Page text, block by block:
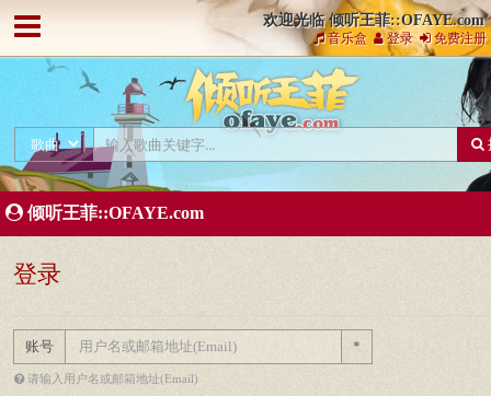
欢迎光临 倾听王菲::OFAYE.com
音乐盒 登录 免费注册
倾听王菲::OFAYE.com
登录
账号 *
请输入用户名或邮箱地址(Email)